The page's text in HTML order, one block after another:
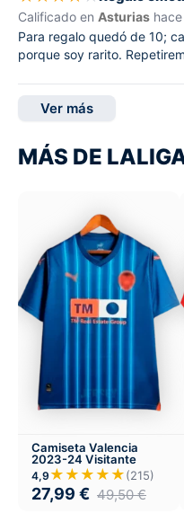
Calificado en Asturias hace
Para regalo quedó de 10;
porque soy rarito.
Ver más
MÁS DE
Camiseta Valencia
2023-24 Visitante
4,9 ★★★★★(215)
27,99 € 49,50€